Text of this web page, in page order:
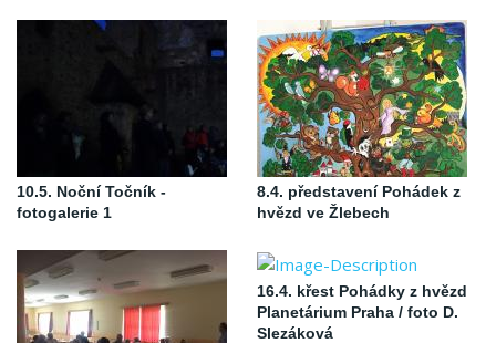
10.5. Noční Točník -
fotogalerie 1
8.4. představení Pohádek z
hvězd ve Žlebech
16.4. křest Pohádky z hvězd
Planetárium Praha / foto D.
Slezáková